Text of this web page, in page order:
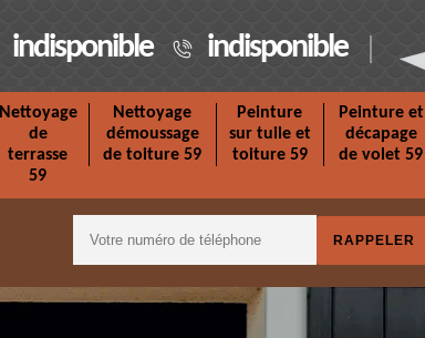
indisponible indisponible
Nettoyage
de
terrasse
59
Nettoyage
démoussage
de toiture 59
Peinture
sur tuile et
toiture 59
Peinture et
décapage
de volet 59